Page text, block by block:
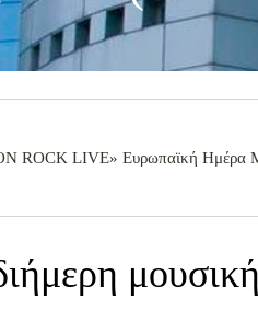
ROCK LIVE» Ευρωπαϊκή
μουσική